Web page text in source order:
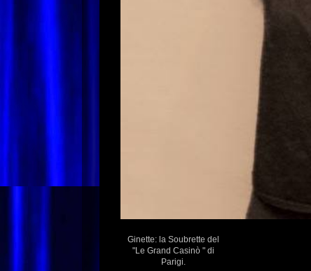
Ginette: la Soubrette del
"Le Grand Casinò " di
Parigi.